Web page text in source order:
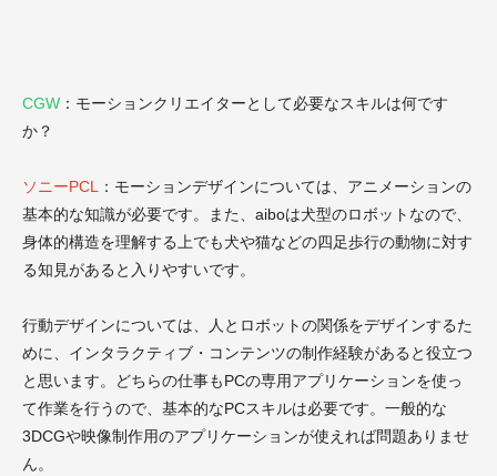
CGW ：モーションクリエイターとして必要なスキルは何です
か？
ソニーPCL
：モーションデザインについては、アニメーションの
基本的な知識が必要です。また、aiboは犬型のロボットなので、
身体的構造を理解する上でも犬や猫などの四足歩行の動物に対す
る知見があると入りやすいです。
行動デザインについては、人とロボットの関係をデザインするた
めに、インタラクティブ・コンテンツの制作経験があると役立つ
と思います。どちらの仕事もPCの専用アプリケーションを使っ
て作業を行うので、基本的なPCスキルは必要です。一般的な
3DCGや映像制作用のアプリケーションが使えれば問題ありませ
ん。